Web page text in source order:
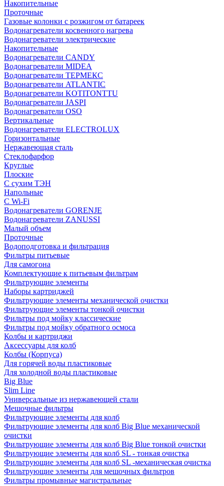
Накопительные
Проточные
Газовые колонки с розжигом от батареек
Водонагреватели косвенного нагрева
Водонагреватели электрические
Накопительные
Водонагреватели CANDY
Водонагреватели MIDEA
Водонагреватели ТЕРМЕКС
Водонагреватели ATLANTIC
Водонагреватели KOTITONTTU
Водонагреватели JASPI
Водонагреватели OSO
Вертикальные
Водонагреватели ELECTROLUX
Горизонтальные
Нержавеющая сталь
Стеклофарфор
Круглые
Плоские
С сухим ТЭН
Напольные
С Wi-Fi
Водонагреватели GORENJE
Водонагреватели ZANUSSI
Малый объем
Проточные
Водоподготовка и фильтрация
Фильтры питьевые
Для самогона
Комплектующие к питьевым фильтрам
Фильтрующие элементы
Наборы картриджей
Фильтрующие элементы механической очистки
Фильтрующие элементы тонкой очистки
Фильтры под мойку классические
Фильтры под мойку обратного осмоса
Колбы и картриджи
Аксессуары для колб
Колбы (Корпуса)
Для горячей воды пластиковые
Для холодной воды пластиковые
Big Blue
Slim Line
Универсальные из нержавеющей стали
Мешочные фильтры
Фильтрующие элементы для колб
Фильтрующие элементы для колб Big Blue механической
очистки
Фильтрующие элементы для колб Big Blue тонкой очистки
Фильтрующие элементы для колб SL - тонкая очистка
Фильтрующие элементы для колб SL -механическая очистка
Фильтрующие элементы для мешочных фильтров
Фильтры промывные магистральные